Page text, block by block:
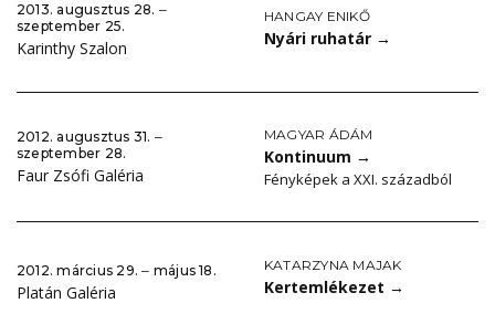
2013. augusztus 28. ‒
szeptember 25.
Karinthy Szalon
HANGAY ENIKŐ
Nyári ruhatár →
2012. augusztus 31. ‒
szeptember 28.
Faur Zsófi Galéria
MAGYAR ÁDÁM
Kontinuum →
Fényképek a XXI. századból
2012. március 29. ‒ május 18.
Platán Galéria
KATARZYNA MAJAK
Kertemlékezet →